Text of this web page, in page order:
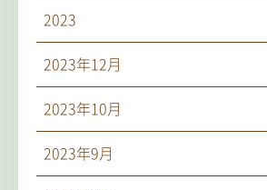
2023
2023年12月
2023年10月
2023年9月